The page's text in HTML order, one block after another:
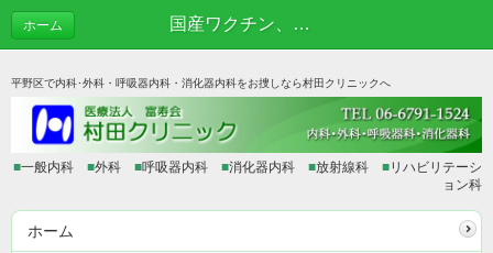
国産ワクチン、来春か | あれこれブログ
ホーム
平野区で内科･外科・呼吸器内科・消化器内科をお捜しなら村田クリニックへ
■一般内科 ■外科 ■呼吸器内科 ■消化器内科 ■放射線科 ■リハビリテーシ
ョン科
ホーム